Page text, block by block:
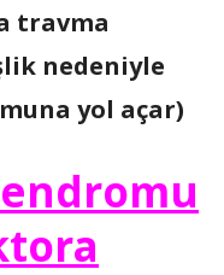
travma
nedeniyle
yol açar)